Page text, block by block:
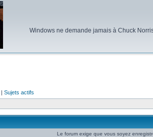
Windows ne demande jamais à Chuck
| Sujets actifs
Le forum exige que vous soyez